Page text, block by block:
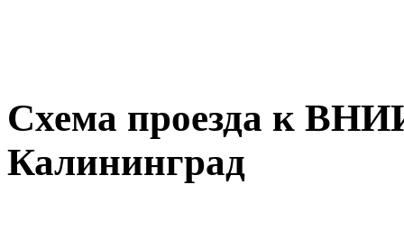
Схема проезда к
Калининград